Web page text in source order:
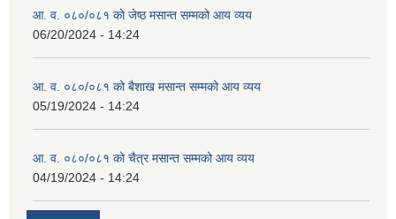
आ. व. ०८०/०८१ को जेष्ठ मसान्त सम्मको आय व्यय
06/20/2024 - 14:24
आ. व. ०८०/०८१ को बैशाख मसान्त सम्मको आय व्यय
05/19/2024 - 14:24
आ. व. ०८०/०८१ को चैत्र मसान्त सम्मको आय व्यय
04/19/2024 - 14:24